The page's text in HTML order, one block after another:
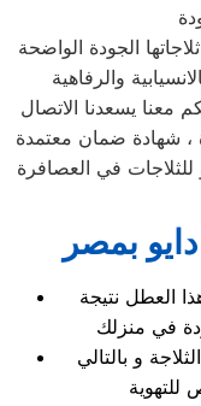
الجودة الواضحة
معنا يسعدنا الاتصال
، شهادة ضمان معتمدة
للثلاجات في العصافرة
بمصر
العطل نتيجة
في منزلك
و بالتالي